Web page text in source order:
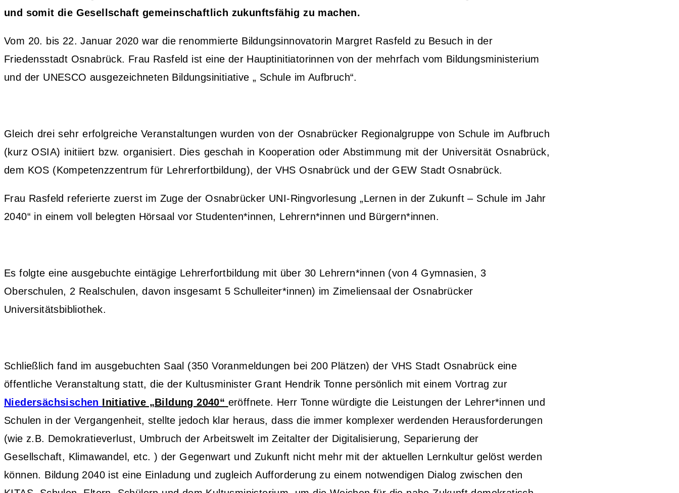
und somit die Gesellschaft gemeinschaftlich zukunftsfähig zu machen.
Vom 20. bis 22. Januar 2020 war die renommierte Bildungsinnovatorin Margret Rasfeld zu Besuch in der
Friedensstadt Osnabrück. Frau Rasfeld ist eine der Hauptinitiatorinnen von der mehrfach vom Bildungsministerium
und der UNESCO ausgezeichneten Bildungsinitiative „ Schule im Aufbruch“.
Gleich drei sehr erfolgreiche Veranstaltungen wurden von der Osnabrücker Regionalgruppe von Schule im Aufbruch
(kurz OSIA) initiiert bzw. organisiert. Dies geschah in Kooperation oder Abstimmung mit der Universität Osnabrück,
dem KOS (Kompetenzzentrum für Lehrerfortbildung), der VHS Osnabrück und der GEW Stadt Osnabrück.
Frau Rasfeld referierte zuerst im Zuge der Osnabrücker UNI-Ringvorlesung „Lernen in der Zukunft – Schule im Jahr
2040“ in einem voll belegten Hörsaal vor Studenten*innen, Lehrern*innen und Bürgern*innen.
Es folgte eine ausgebuchte eintägige Lehrerfortbildung mit über 30 Lehrern*innen (von 4 Gymnasien, 3
Oberschulen, 2 Realschulen, davon insgesamt 5 Schulleiter*innen) im Zimeliensaal der Osnabrücker
Universitätsbibliothek.
Schließlich fand im ausgebuchten Saal (350 Voranmeldungen bei 200 Plätzen) der VHS Stadt Osnabrück eine
öffentliche Veranstaltung statt,die der Kultusminister Grant Hendrik Tonne persönlich mit einem Vortrag zur
Niedersächsischen Initiative „Bildung 2040“ eröffnete. Herr Tonne würdigte die Leistungen der Lehrer*innen und
Schulen in der Vergangenheit, stellte jedoch klar heraus, dass die immer komplexer werdenden Herausforderungen
(wie z.B. Demokratieverlust, Umbruch derArbeitswelt im Zeitalter der Digitalisierung, Separierung der
Gesellschaft, Klimawandel, etc. ) der Gegenwart und Zukunft nicht mehr mit der aktuellen Lernkultur gelöst werden
können. Bildung 2040 ist eine Einladung und zugleich Aufforderung zu einem notwendigen Dialog zwischen den